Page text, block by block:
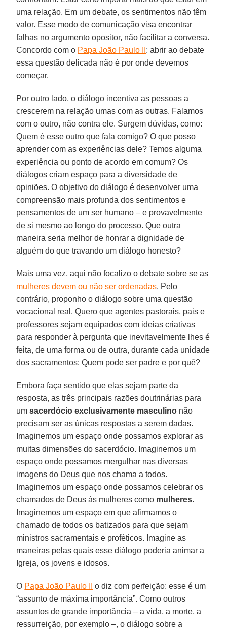
uma relação. Em um debate, os sentimentos não têm
valor. Esse modo de comunicação visa encontrar
falhas no argumento opositor, não facilitar a conversa.
Concordo com o Papa João Paulo II : abrir ao debate
essa questão delicada não é por onde devemos
começar.
Por outro lado, o diálogo incentiva as pessoas a
crescerem na relação umas com as outras. Falamos
com o outro, não contra ele. Surgem dúvidas, como:
Quem é esse outro que fala comigo? O que posso
aprender com as experiências dele? Temos alguma
experiência ou ponto de acordo em comum? Os
diálogos criam espaço para a diversidade de
opiniões. O objetivo do diálogo é desenvolver uma
compreensão mais profunda dos sentimentos e
pensamentos de um ser humano – e provavelmente
de si mesmo ao longo do processo. Que outra
maneira seria melhor de honrar a dignidade de
alguém do que travando um diálogo honesto?
Mais uma vez, aqui não focalizo o debate sobre se as
mulheres devem ou não ser ordenadas. Pelo
contrário, proponho o diálogo sobre uma questão
vocacional real. Quero que agentes pastorais, pais e
professores sejam equipados com ideias criativas
para responder à pergunta que inevitavelmente lhes é
feita, de uma forma ou de outra, durante cada unidade
dos sacramentos: Quem pode ser padre e por quê?
Embora faça sentido que elas sejam parte da
resposta, as três principais razões doutrinárias para
umsacerdócio exclusivamente masculino não
precisam ser as únicas respostas a serem dadas.
Imaginemos um espaço onde possamos explorar as
muitas dimensões do sacerdócio. Imaginemos um
espaço onde possamos mergulhar nas diversas
imagens do Deus que nos chama a todos.
Imaginemos um espaço onde possamos celebrar os
chamados de Deus às mulheres como mulheres.
Imaginemos um espaço em que afirmamos o
chamado de todos os batizados para que sejam
ministros sacramentais e proféticos. Imagine as
maneiras pelas quais esse diálogo poderia animar a
Igreja, os jovens e idosos.
O Papa João Paulo II
o diz com perfeição: esse é um
“assunto de máxima importância”. Como outros
assuntos de grande importância – a vida, a morte, a
ressurreição, por exemplo –, o diálogo sobre a